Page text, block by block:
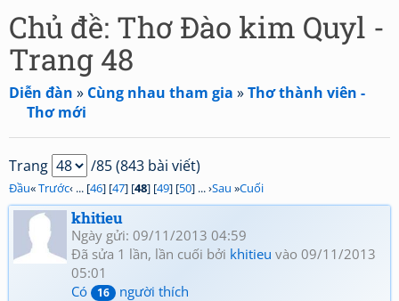
Chủ đề: Thơ Đào kim Quyl -
Trang 48
Diễn đàn » Cùng nhau tham gia »Thơ thành viên -
Thơ mới
Trang /85 (843 bài viết)
Đầu«Trước‹ ... [46] [47] [48] [49] [50] ... ›Sau »Cuối
khitieu
Ngày gửi: 09/11/2013 04:59
Đã sửa 1 lần, lần cuối bởi khitieu vào 09/11/2013
05:01
Có
16 người thích